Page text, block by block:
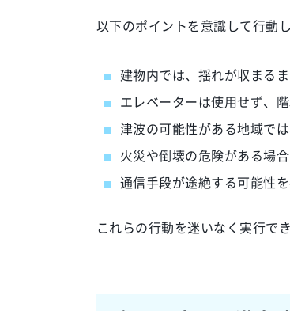
以下のポイントを意識して行動
建物内では、揺れが収まる
エレベーターは使用せず、
津波の可能性がある地域で
火災や倒壊の危険がある場
通信手段が途絶する可能性
これらの行動を迷いなく実行で